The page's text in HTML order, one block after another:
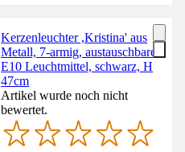
Kerzenleuchter ,Kristina' aus
Metall, 7-armig, austauschbare
E10 Leuchtmittel, schwarz, H
47cm
Artikel wurde noch nicht
bewertet.